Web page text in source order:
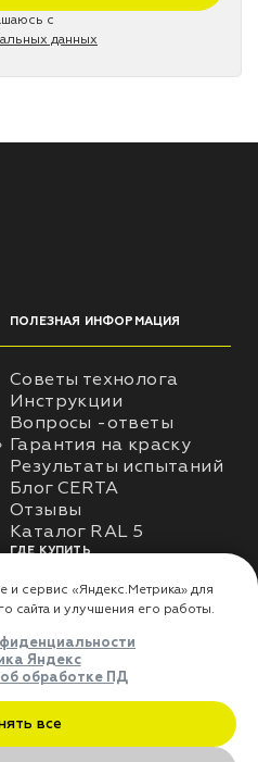
с
данных
ПОЛЕЗНАЯ ИНФОРМАЦИЯ
Советы технолога
Инструкции
Вопросы -ответы
Гарантия на краску
Результаты испытаний
Блог CERTA
Отзывы
Каталог RAL 5
ГДЕ КУПИТЬ
Доставка
Где купить